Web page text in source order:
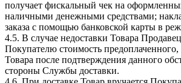
получает фискальный чек на
наличными денежными средствами;
заказа с помощью банковской карты в
4.5. В случае недоставки Товара
Покупателю стоимость
Товара после подтверждения данного
стороны Службы доставки.